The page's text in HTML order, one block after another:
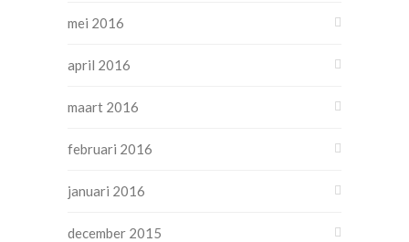
mei 2016
april 2016
maart 2016
februari 2016
januari 2016
december 2015